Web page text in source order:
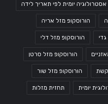
אסטרולוגיה יומית לפי תאריך לידה
הורוסקופ מזל אריה
הורוסקופ מזל דלי
הורוסקופ מזל סרטן
קשת הורוסקופ מזל שור
יומית תחזית מזלות